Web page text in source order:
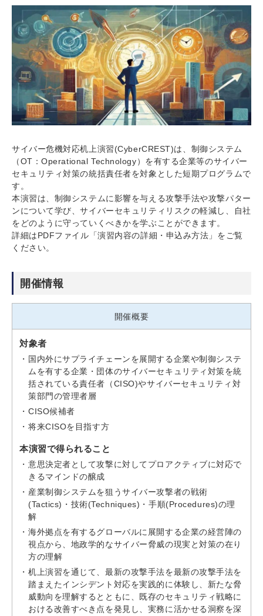
サイバー危機対応机上演習(CyberCREST)は、制御システム
（OT：Operational Technology）を有する企業等のサイバー
セキュリティ対策の統括責任者を対象とした短期プログラムで
す。
本演習は、制御システムに影響を与える攻撃手法や攻撃パター
ンについて学び、サイバーセキュリティリスクの軽減し、自社
をどのように守っていくべきかを学ぶことができます。
詳細はPDFファイル「演習内容の詳細・申込み方法」をご覧
ください。
開催情報
開催概要
対象者
国内外にサプライチェーンを展開する企業や制御システ
ムを有する企業・団体のサイバーセキュリティ対策を統
括されている責任者（CISO)やサイバーセキュリティ対
策部門の管理者層
CISO候補者
将来CISOを目指す方
本演習で得られること
意思決定者として攻撃に対してプロアクティブに対応で
きるマインドの醸成
産業制御システムを狙うサイバー攻撃者の戦術
(Tactics)・技術(Techniques)・手順(Procedures)の理
解
海外拠点を有するグローバルに展開する企業の経営陣の
視点から、地政学的なサイバー脅威の現実と対策の在り
方の理解
机上演習を通じて、最新の攻撃手法を最新の攻撃手法を
踏まえたインシデント対応を実践的に体験し、新たな脅
威動向を理解するとともに、既存のセキュリティ戦略に
おける改善すべき点を発見し、実務に活かせる洞察を深